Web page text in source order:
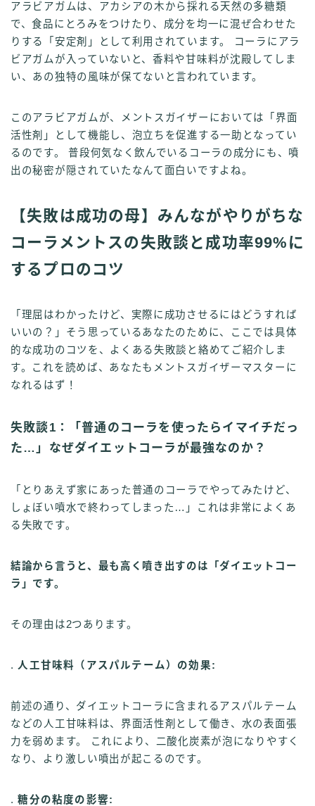
アラビアガムは、アカシアの木から採れる天然の多糖類
で、食品にとろみをつけたり、成分を均一に混ぜ合わせた
りする「安定剤」として利用されています。 コーラにアラ
ビアガムが入っていないと、香料や甘味料が沈殿してしま
い、あの独特の風味が保てないと言われています。
このアラビアガムが、メントスガイザーにおいては「界面
活性剤」として機能し、泡立ちを促進する一助となってい
るのです。 普段何気なく飲んでいるコーラの成分にも、噴
出の秘密が隠されていたなんて面白いですよね。
【失敗は成功の母】みんながやりがちな
コーラメントスの失敗談と成功率99%に
するプロのコツ
「理屈はわかったけど、実際に成功させるにはどうすれば
いいの？」そう思っているあなたのために、ここでは具体
的な成功のコツを、よくある失敗談と絡めてご紹介しま
す。これを読めば、あなたもメントスガイザーマスターに
なれるはず！
失敗談1：「普通のコーラを使ったらイマイチだっ
た…」なぜダイエットコーラが最強なのか？
「とりあえず家にあった普通のコーラでやってみたけど、
しょぼい噴水で終わってしまった…」これは非常によくあ
る失敗です。
結論から言うと、最も高く噴き出すのは「ダイエットコー
ラ」です。
その理由は2つあります。
. 人工甘味料（アスパルテーム）の効果:
前述の通り、ダイエットコーラに含まれるアスパルテーム
などの人工甘味料は、界面活性剤として働き、水の表面張
力を弱めます。 これにより、二酸化炭素が泡になりやすく
なり、より激しい噴出が起こるのです。
.糖分の粘度の影響: